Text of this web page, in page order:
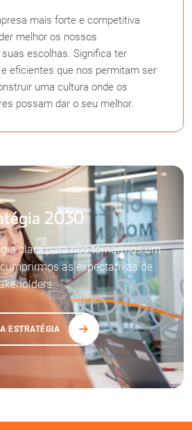
mais forte e competitiva
melhor os nossos
escolhas. Significa ter
eficientes que nos permitam ser
uma cultura onde os
possam dar o seu melhor.
2030
clara para nos tornarmos um
as expectativas de
ESTRATÉGIA